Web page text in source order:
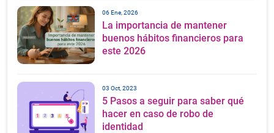
06 Ene, 2026
La importancia de mantener
buenos hábitos financieros para
este 2026
03 Oct, 2023
5 Pasos a seguir para saber qué
hacer en caso de robo de
identidad